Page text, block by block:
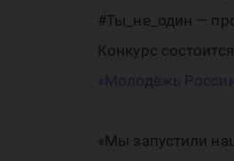
#Ты_не_один —
Конкурс
«Молодёжь
«Мы запустили